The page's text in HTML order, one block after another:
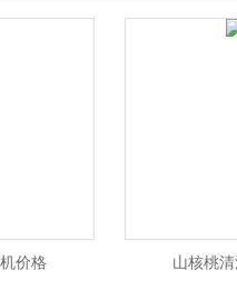
价格 山核桃